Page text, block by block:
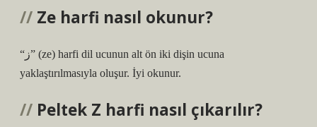
Ze harfi nasıl okunur?
“ز” (ze) harfi dil ucunun alt ön iki dişin ucuna
yaklaştırılmasıyla oluşur. İyi okunur.
Peltek Z harfi nasıl çıkarılır?